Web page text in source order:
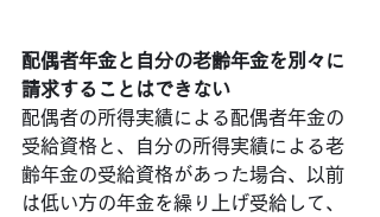
配偶者年金と自分の老齢年金を別々に
請求することはできない
配偶者の所得実績による配偶者年金の
受給資格と、自分の所得実績による老
齢年金の受給資格があった場合、以前
は低い方の年金を繰り上げ受給して、